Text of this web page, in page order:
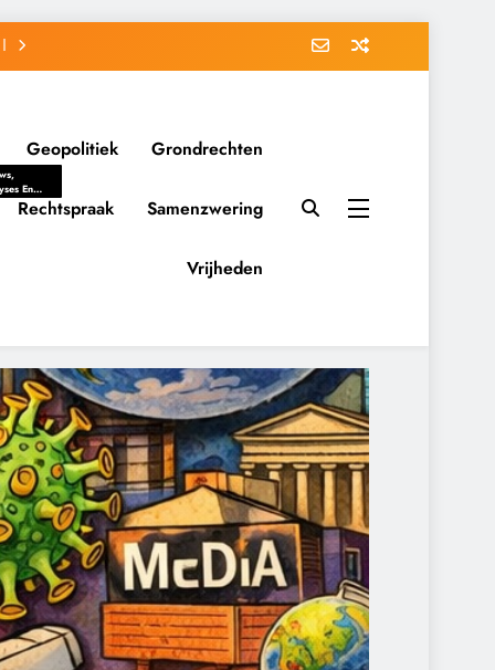
Geopolitiek Grondrechten
En
Politieke
Belangen
Op
Rechtspraak Samenzwering
Vrijheden